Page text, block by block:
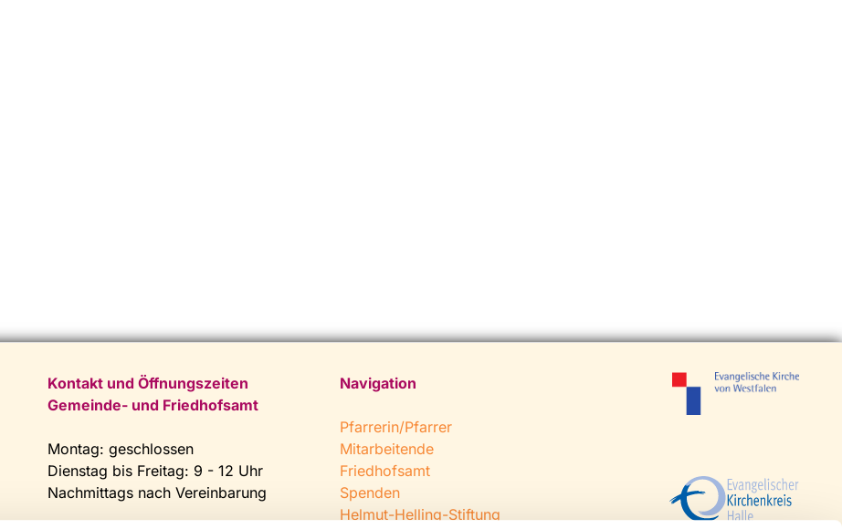
Kontakt und Öffnungszeiten
Gemeinde- und Friedhofsamt
Montag: geschlossen
Dienstag bis Freitag: 9 - 12 Uhr
Nachmittags nach Vereinbarung
Navigation
Pfarrerin/Pfarrer
Mitarbeitende
Friedhofsamt
Spenden
Helmut-Helling-Stiftung